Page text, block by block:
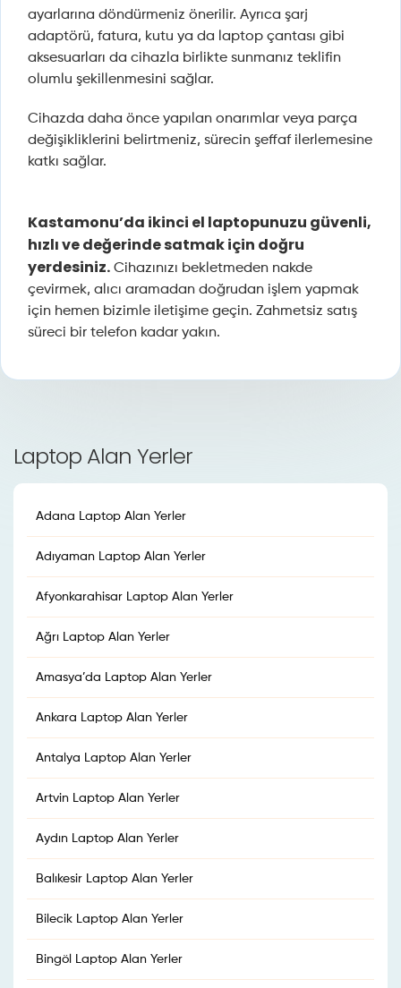
ayarlarına döndürmeniz önerilir. Ayrıca şarj
adaptörü, fatura, kutu ya da laptop çantası gibi
aksesuarları da cihazla birlikte sunmanız teklifin
olumlu şekillenmesini sağlar.
Cihazda daha önce yapılan onarımlar veya parça
değişikliklerini belirtmeniz, sürecin şeffaf ilerlemesine
katkı sağlar.
Kastamonu’da ikinci el laptopunuzu güvenli,
hızlı ve değerinde satmak için doğru
yerdesiniz. Cihazınızı bekletmeden nakde
çevirmek, alıcı aramadan doğrudan işlem yapmak
için hemen bizimle iletişime geçin. Zahmetsiz satış
süreci bir telefon kadar yakın.
Laptop Alan Yerler
Adana Laptop Alan Yerler
Adıyaman Laptop Alan Yerler
Afyonkarahisar Laptop Alan Yerler
Ağrı Laptop Alan Yerler
Amasya’da Laptop Alan Yerler
Ankara Laptop Alan Yerler
Antalya Laptop Alan Yerler
Artvin Laptop Alan Yerler
Aydın Laptop Alan Yerler
Balıkesir Laptop Alan Yerler
Bilecik Laptop Alan Yerler
Bingöl Laptop Alan Yerler